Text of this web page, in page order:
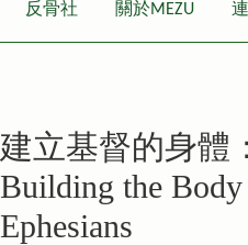
反骨社 關於MEZU
建立基督的身體
Building the
Ephesians